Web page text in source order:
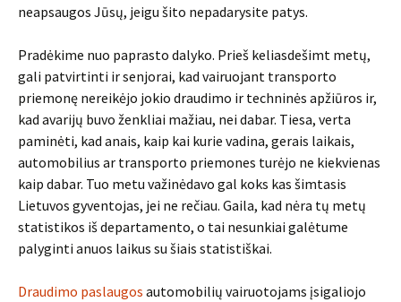
neapsaugos Jūsų, jeigu šito nepadarysite patys.
Pradėkime nuo paprasto dalyko. Prieš keliasdešimt metų,
gali patvirtinti ir senjorai, kad vairuojant transporto
priemonę nereikėjo jokio draudimo ir techninės apžiūros ir,
kad avarijų buvo ženkliai mažiau, nei dabar. Tiesa, verta
paminėti, kad anais, kaip kai kurie vadina, gerais laikais,
automobilius ar transporto priemones turėjo ne kiekvienas
kaip dabar. Tuo metu važinėdavo gal koks kas šimtasis
Lietuvos gyventojas, jei ne rečiau. Gaila, kad nėra tų metų
statistikos iš departamento, o tai nesunkiai galėtume
palyginti anuos laikus su šiais statistiškai.
Draudimo paslaugos automobilių vairuotojams įsigaliojo